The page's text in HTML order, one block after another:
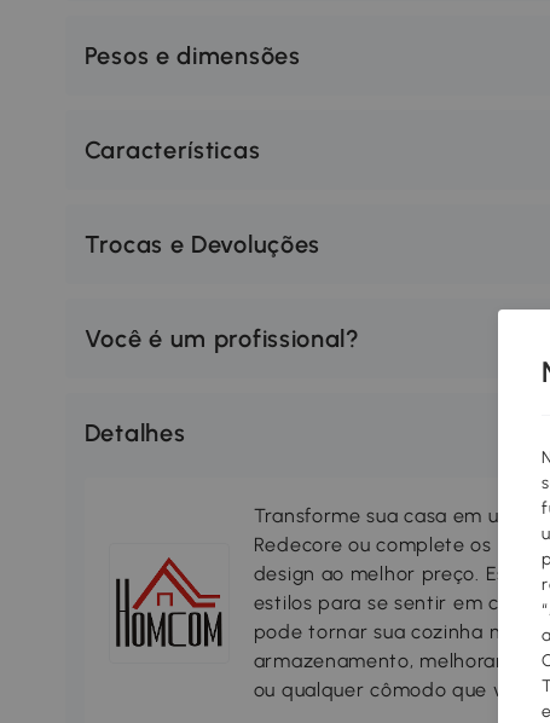
Pesos e dimensões
Características
Trocas e Devoluções
Você é um profissional?
Detalhes
Transforme sua casa em um
Redecore ou complete os
design ao melhor preço.
estilos para se sentir em casa,
pode tornar sua cozinha mais
armazenamento, melhorando
ou qualquer cômodo que você